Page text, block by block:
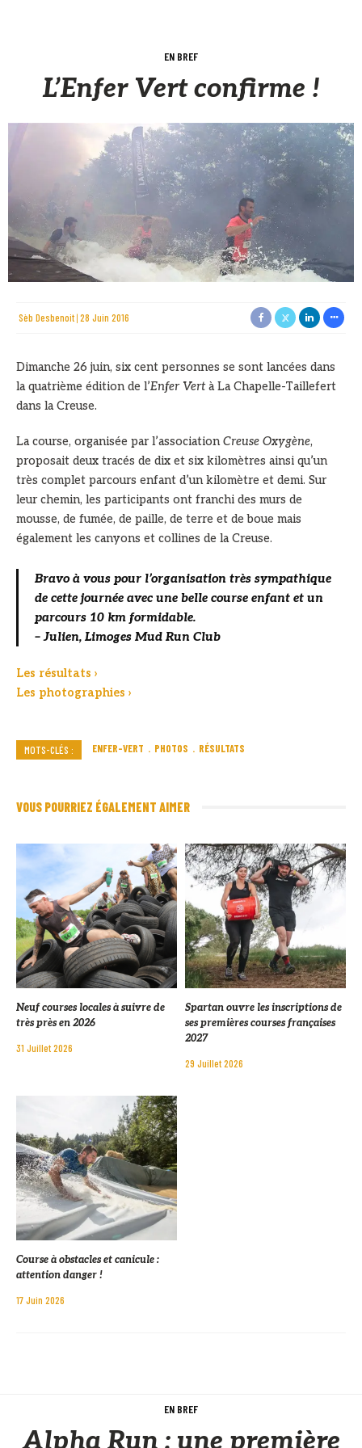
EN BREF
L’Enfer Vert confirme !
Sèb Desbenoit 28 Juin 2016
Dimanche 26 juin, six cent personnes se sont lancées dans
la quatrième édition de l’Enfer Vertà La Chapelle-Taillefert
dans la Creuse.
La course, organisée par l’associationCreuse Oxygène,
proposait deux tracés de dix et six kilomètres ainsi qu’un
très complet parcours enfant d’un kilomètre et demi. Sur
leur chemin, les participants ont franchi des murs de
mousse, de fumée, de paille, de terre et de boue mais
également les canyons et collines de la Creuse.
Bravo à vous pour l’organisation très sympathique
de cette journée avec une belle course enfant et un
parcours 10 km formidable.
– Julien, Limoges Mud Run Club
Les résultats ›
Les photographies ›
MOTS-CLÉS : ENFER-VERT PHOTOS RÉSULTATS
VOUS POURRIEZ ÉGALEMENT AIMER
Neuf courses locales à suivre de
très près en 2026
31 Juillet 2026
Spartan ouvre les inscriptions de
ses premières courses françaises
2027
29 Juillet 2026
Course à obstacles et canicule :
attention danger !
17 Juin 2026
EN BREF
Alpha Run : une première